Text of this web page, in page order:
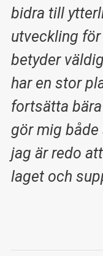
bidra till
utveckling
betyder
har en stor
fortsätta
gör mig
jag är redo
laget och